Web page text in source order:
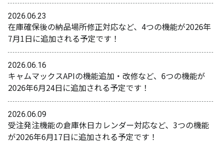
2026.06.23
在庫確保後の納品場所修正対応など、4つの機能が2026年
7月1日に追加される予定です！
2026.06.16
キャムマックスAPIの機能追加・改修など、6つの機能が
2026年6月24日に追加される予定です！
2026.06.09
受注発注機能の倉庫休日カレンダー対応など、3つの機能
が2026年6月17日に追加される予定です！